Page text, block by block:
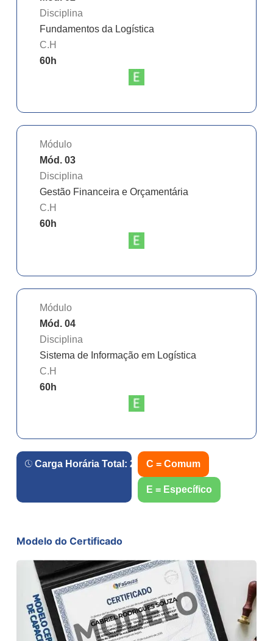
Disciplina
Fundamentos da Logística
C.H
60h
Módulo
Mód. 03
Disciplina
Gestão Financeira e Orçamentária
C.H
60h
Módulo
Mód. 04
Disciplina
Sistema de Informação em Logística
C.H
60h
Carga Horária Total: 240 h.
C = Comum
E = Específico
Modelo do Certificado